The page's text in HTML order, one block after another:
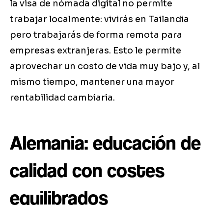
la visa de nómada digital no permite
trabajar localmente: vivirás en Tailandia
pero trabajarás de forma remota para
empresas extranjeras. Esto le permite
aprovechar un costo de vida muy bajo y, al
mismo tiempo, mantener una mayor
rentabilidad cambiaria.
Alemania: educación de
calidad con costes
equilibrados